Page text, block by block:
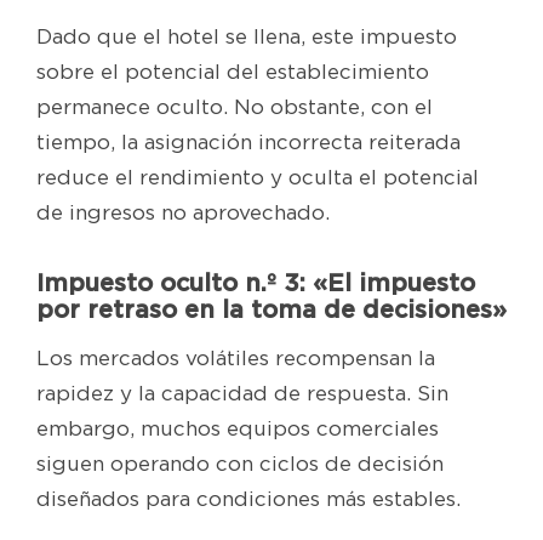
Dado que el hotel se llena, este impuesto
sobre el potencial del establecimiento
permanece oculto. No obstante, con el
tiempo, la asignación incorrecta reiterada
reduce el rendimiento y oculta el potencial
de ingresos no aprovechado.
Impuesto oculto n.º 3: «El impuesto
por retraso en la toma de decisiones»
Los mercados volátiles recompensan la
rapidez y la capacidad de respuesta. Sin
embargo, muchos equipos comerciales
siguen operando con ciclos de decisión
diseñados para condiciones más estables.